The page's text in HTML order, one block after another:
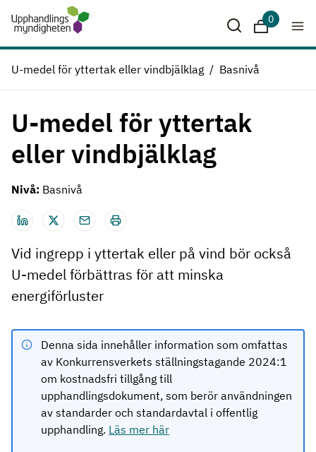
Hoppa till huvudinnehåll
Sparade
0
U-medel för yttertak eller vindbjälklag Basnivå
U-medel för yttertak
eller vindbjälklag
Nivå: Basnivå
Vid ingrepp i yttertak eller på vind bör också
U-medel förbättras för att minska
energiförluster
Denna sida innehåller information som omfattas
av Konkurrensverkets ställningstagande 2024:1
om kostnadsfri tillgång till
upphandlingsdokument, som berör användningen
av standarder och standardavtal i offentlig
upphandling. Läs mer här